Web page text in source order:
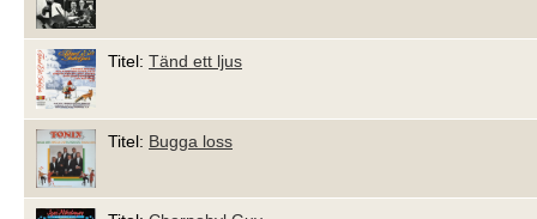
Titel: Tänd ett ljus
Titel: Bugga loss